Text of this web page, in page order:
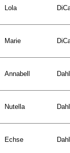
Lola
Marie
Annabell
Nutella
Echse